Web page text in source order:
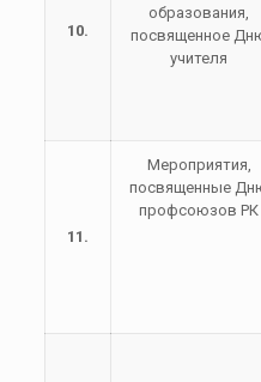
10.
образования,
посвященное
учителя
11.
Мероприятия,
посвященные
профсоюзов РК